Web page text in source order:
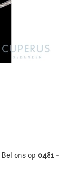
Bel ons op 0481 -